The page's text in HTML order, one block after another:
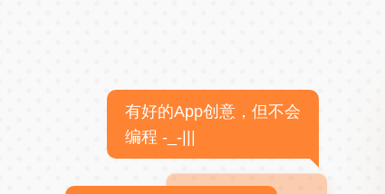
有好的App创意，但不会
编程 -_-|||